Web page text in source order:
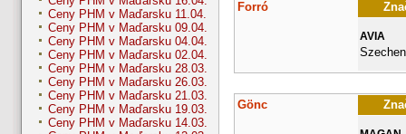
Ceny PHM v Maďarsku 11.04.
Ceny PHM v Maďarsku 09.04.
Ceny PHM v Maďarsku 04.04.
Ceny PHM v Maďarsku 02.04.
Ceny PHM v Maďarsku 28.03.
Ceny PHM v Maďarsku 26.03.
Ceny PHM v Maďarsku 21.03.
Ceny PHM v Maďarsku 19.03.
Ceny PHM v Maďarsku 14.03.
Forró
AVIA
Gönc